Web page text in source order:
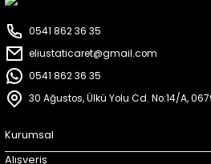
0541 862 36 35
eliustaticaret@gmail.com
0541 862 36 35
30 Ağustos, Ülkü Yolu Cd. No:14/A,
Kurumsal
Alışveriş